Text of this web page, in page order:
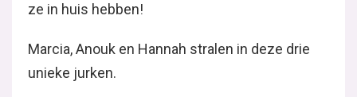
ze in huis hebben!
Marcia, Anouk en Hannah stralen in deze drie
unieke jurken.